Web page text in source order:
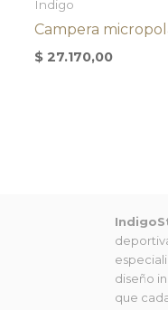
Indigo
Campera
$ 27.170,00
diseño
que